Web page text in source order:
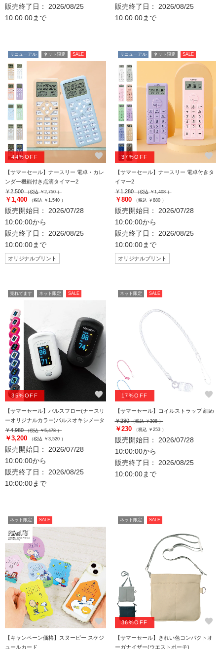
販売終了日： 2026/08/25
10:00:00まで
販売終了日： 2026/08/25
10:00:00まで
リニューアル ネット限定 SALE
44%OFF favorite
【サマーセール】ナースリー 電卓・カレ
ンダー機能付き点滴タイマー2
￥2,500（税込 ￥2,750 ）
￥1,400 （税込 ￥1,540 ）
販売開始日： 2026/07/28
10:00:00から
販売終了日： 2026/08/25
10:00:00まで
オリジナルプリント
リニューアル ネット限定 SALE
37%OFF favorite
【サマーセール】ナースリー 電卓付きタ
イマー2
￥1,280（税込 ￥1,408 ）
￥800 （税込 ￥880 ）
販売開始日： 2026/07/28
10:00:00から
販売終了日： 2026/08/25
10:00:00まで
オリジナルプリント
売れてます ネット限定 SALE
35%OFF favorite
【サマーセール】パルスフロー(ナースリ
ーオリジナルカラー)パルスオキシメータ
￥4,980（税込 ￥5,478 ）
￥3,200 （税込 ￥3,520 ）
販売開始日： 2026/07/28
10:00:00から
販売終了日： 2026/08/25
10:00:00まで
ネット限定 SALE
17%OFF favorite
【サマーセール】コイルストラップ 細め
￥280（税込 ￥308 ）
￥230 （税込 ￥253 ）
販売開始日： 2026/07/28
10:00:00から
販売終了日： 2026/08/25
10:00:00まで
ネット限定 SALE
favorite
【キャンペーン価格】スヌーピー スケジ
ュールカード
ネット限定 SALE
36%OFF favorite
【サマーセール】きれい色コンパクトオ
ーガナイザー(ウエストポーチ)